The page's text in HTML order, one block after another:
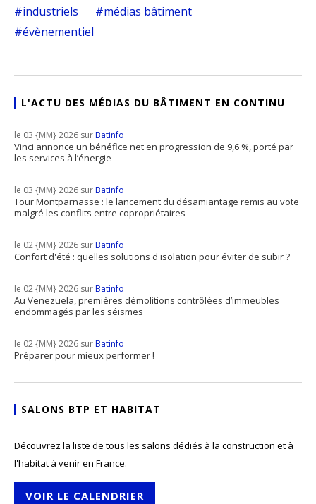
industriels
médias bâtiment
évènementiel
L'ACTU DES MÉDIAS DU BÂTIMENT EN CONTINU
le 03 {MM} 2026 surBatinfo
Vinci annonce un bénéfice net en progression de 9,6 %, porté par
les services à l’énergie
le 03 {MM} 2026 surBatinfo
Tour Montparnasse : le lancement du désamiantage remis au vote
malgré les conflits entre copropriétaires
le 02 {MM} 2026 surBatinfo
Confort d'été : quelles solutions d'isolation pour éviter de subir ?
le 02 {MM} 2026 surBatinfo
Au Venezuela, premières démolitions contrôlées d’immeubles
endommagés par les séismes
le 02 {MM} 2026 surBatinfo
Préparer pour mieux performer !
SALONS BTP ET HABITAT
Découvrez la liste de tous les salons dédiés à la construction et à
l'habitat à venir en France.
VOIR LE CALENDRIER